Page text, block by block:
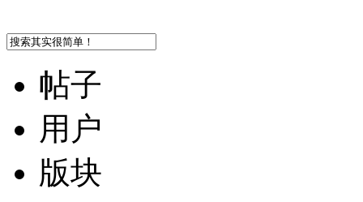
帖子
用户
版块